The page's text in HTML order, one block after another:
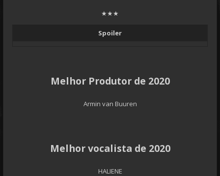
★★★
Spoiler
Melhor Produtor de 2020
Armin van Buuren
Melhor vocalista de 2020
HALIENE